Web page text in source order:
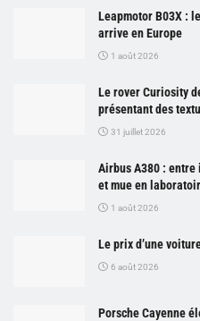
Leapmotor B03X :
arrive en Europe
1 août 2026
Le rover Curiosity
présentant des
31 juillet 2026
Airbus A380 : entre
et mue en
1 août 2026
Le prix d’une
6 août 2026
Porsche Cayenne